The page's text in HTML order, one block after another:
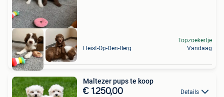
Heist-Op-Den-Berg
Topzoekertje
Vandaag
Maltezer pups te koop
€ 1.250,00 Details